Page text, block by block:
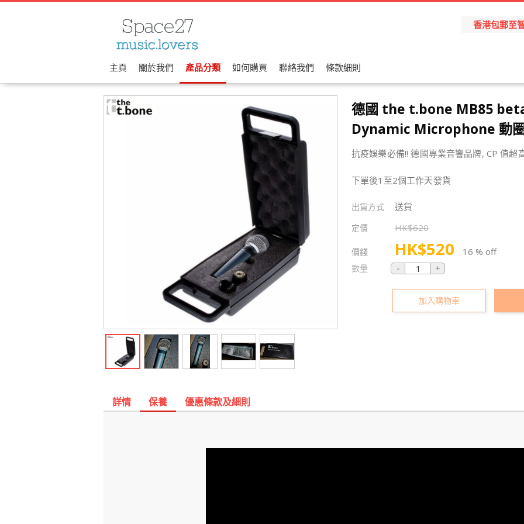
香港包郵至
主頁 關於我們 產品分類 如何購買 聯絡我們 條款細則
德國 the t.bone MB85
Dynamic Microphone 動
抗疫娛樂必備!! 德國專業音響品牌, CP 值超
下單後1至2個工作天發貨
出貨方式 送貨
定價 HK$620
價錢 HK$520 16 % off
數量
加入購物車
詳情 保養 優惠條款及細則